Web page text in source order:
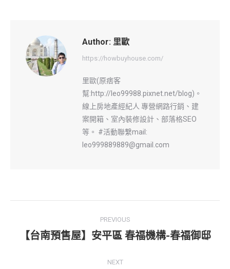
Author: 里歐
https://howbuyhouse.com/
里歐(原痞客
幫:http://leo99988.pixnet.net/blog)。
線上房地產經紀人 專營網路行銷、建
案開箱、室內裝修設計、部落格SEO
等。 #活動聯繫mail:
leo999889889@gmail.com
navigation
PREVIOUS
Previous
【台南預售屋】安平區 春福機構-春福御邸
NEXT